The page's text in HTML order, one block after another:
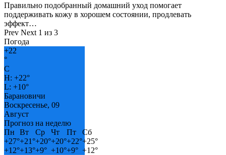
Правильно подобранный домашний уход помогает
поддерживать кожу в хорошем состоянии, продлевать
эффект…
Prev Next 1 из 3
Погода
+22
°
C
H: +22°
L: +10°
Барановичи
Воскресенье, 09
Август
Прогноз на неделю
Пн
Вт Ср Чт Пт
Сб
+27°+21°+20°+20°+22°+25°
+12°+13°+9° +10°+9° +12°